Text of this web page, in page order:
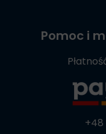
Pomoc i
+48